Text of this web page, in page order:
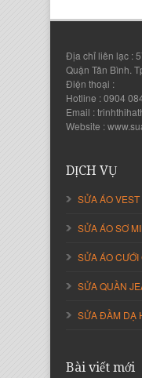
Giám
Giám
Địa chỉ liên lạc :
Quận Tân Bình.
Điện thoại :
Hotline : 0904
Email :
Website :
DỊCH VỤ
SỬA ÁO
SỬA ÁO SƠ
SỬA ÁO
SỬA QUẦN
SỬA ĐẦM DẠ
Bài viết mới